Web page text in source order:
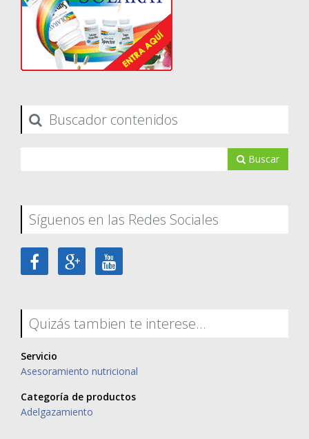
Buscador contenidos
Buscar
Síguenos en las Redes Sociales
Quizás tambien te interese...
Servicio
Asesoramiento nutricional
Categoría de productos
Adelgazamiento